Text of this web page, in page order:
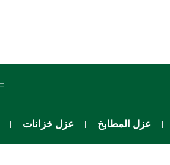
عزل المطابخ عزل خزانات